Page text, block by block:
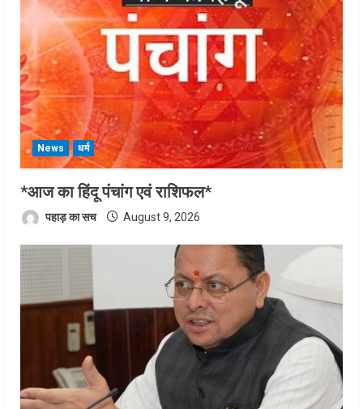
News धर्म
*आज का हिंदू पंचांग एवं राशिफल*
पहाड़ का सच August 9, 2026